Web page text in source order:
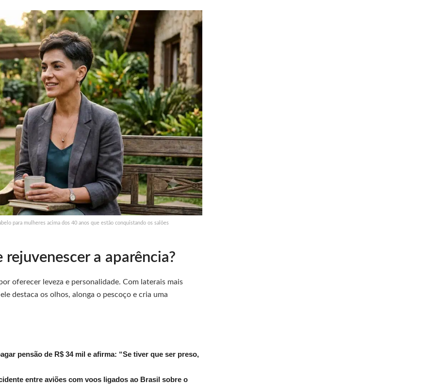
para mulheres acima dos 40 anos que estão conquistando os salões
a aparência?
oferecer leveza e personalidade. Com laterais mais
destaca os olhos, alonga o pescoço e cria uma
pensão de R$ 34 mil e afirma: “Se tiver que ser preso,
entre aviões com voos ligados ao Brasil sobre o